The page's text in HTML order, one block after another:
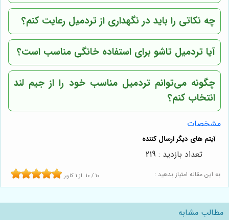
چه نکاتی را باید در نگهداری از تردمیل رعایت کنم؟
آیا تردمیل تاشو برای استفاده خانگی مناسب است؟
چگونه می‌توانم تردمیل مناسب خود را از جیم لند
انتخاب کنم؟
مشخصات
به این مقاله امتیاز بدهید : 10 / 10 از 1 کاربر
تعداد بازدید : 219
مطالب مشابه